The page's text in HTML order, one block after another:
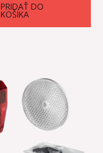
PRIDAŤ DO
KOŠÍKA